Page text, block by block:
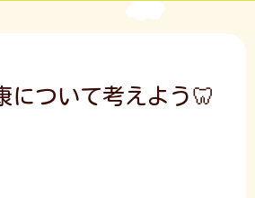
について考えよう🦷